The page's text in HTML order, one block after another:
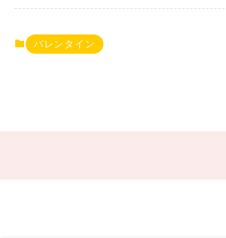
バレンタイン